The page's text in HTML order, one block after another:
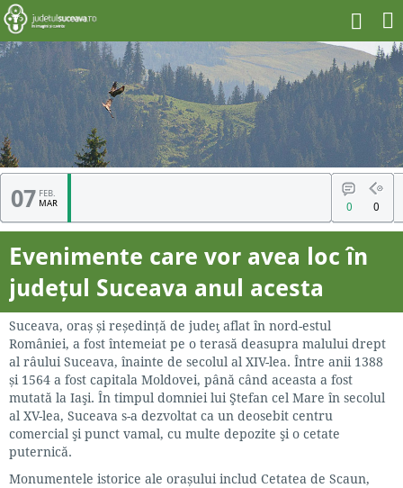
Ești aici:Județul SUCEAVA
> Evenimente care vor avea loc în județul Suceava
Evenimente care vor avea loc în
județul Suceava anul acesta
07 FEB.
MAR
0 0
Suceava, oraș și reședință de judeƫ aflat în nord-estul
României, a fost întemeiat pe o terasă deasupra malului drept
al râului Suceava, înainte de secolul al XIV-lea. Între anii 1388
și 1564 a fost capitala Moldovei, până când aceasta a fost
mutată la Iaşi. În timpul domniei lui Ştefan cel Mare în secolul
al XV-lea, Suceava s-a dezvoltat ca un deosebit centru
comercial şi punct vamal, cu multe depozite şi o cetate
puternică.
Monumentele istorice ale orașului includ Cetatea de Scaun,